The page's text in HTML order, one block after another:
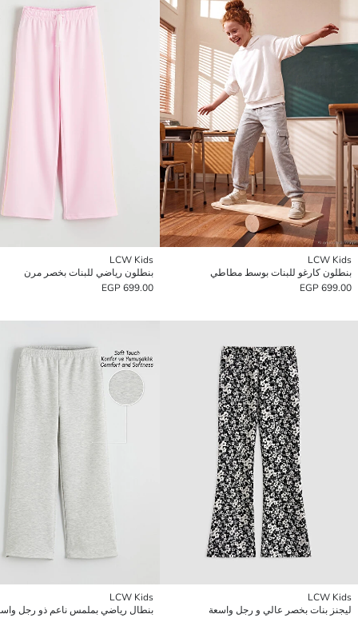
LCW Kids
بنطلون كارغو للبنات بوسط مطاطي
699.00 EGP
LCW Kids
بنطلون رياضي للبنات بخصر مرن
699.00 EGP
LCW Kids
ليجنز بنات بخصر عالي و رجل واسعة
LCW Kids